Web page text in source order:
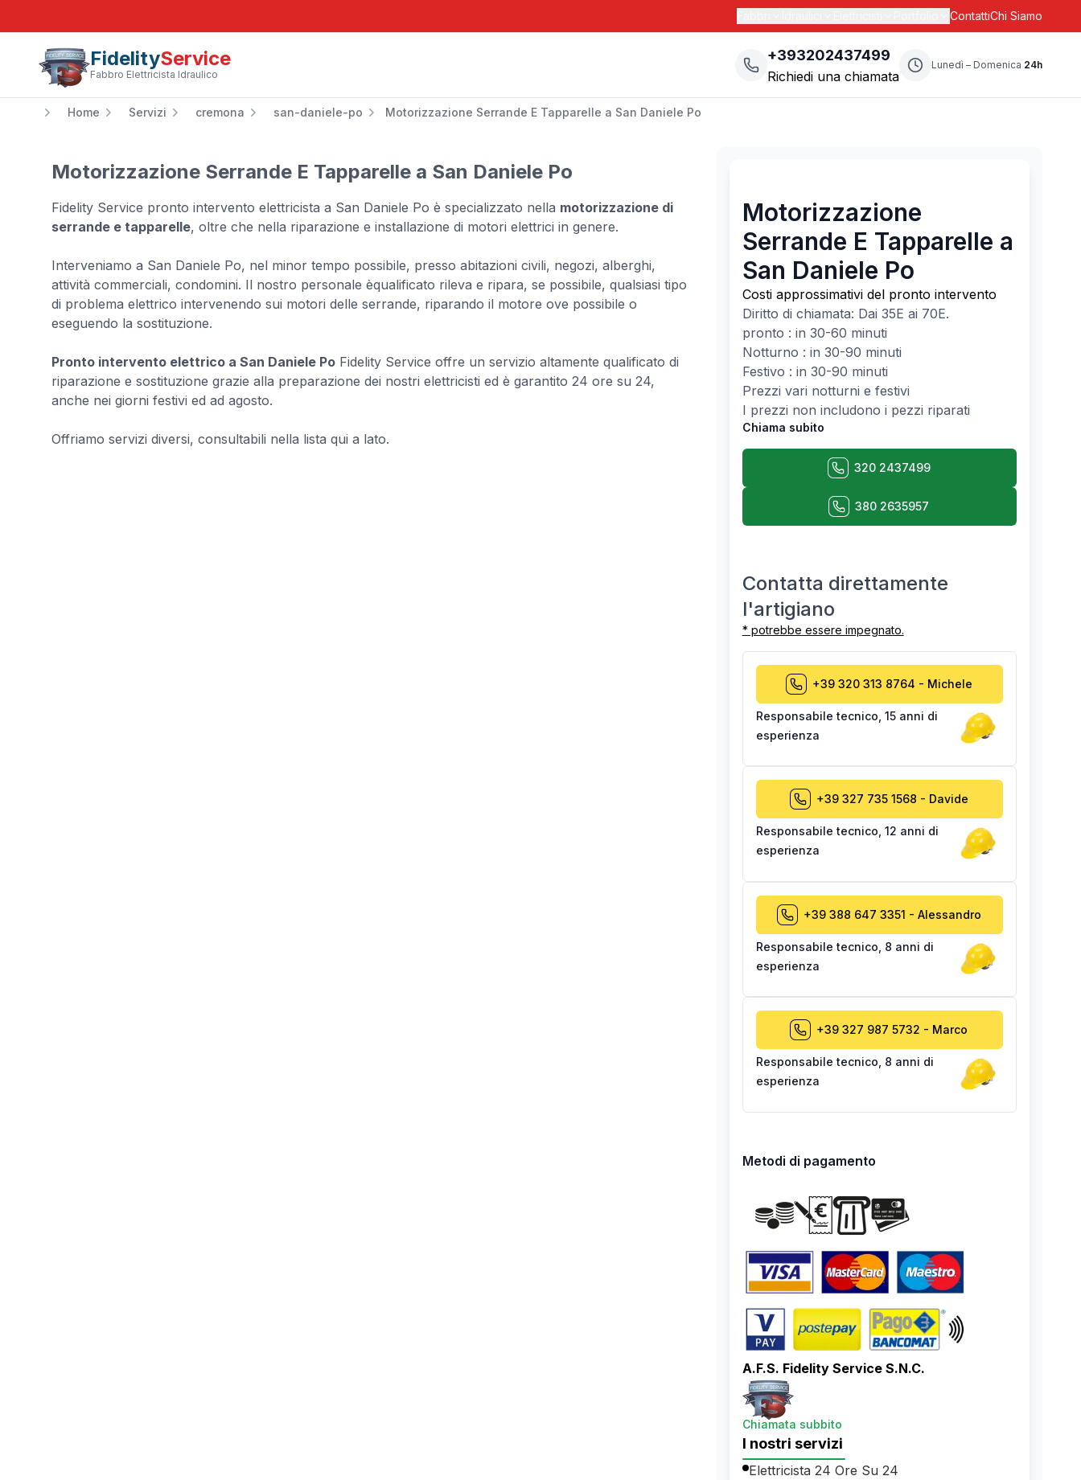
ContattiChi Siamo
FidelityService
Fabbro Elettricista Idraulico
+393202437499
Richiedi una chiamata
Lunedì – Domenica 24h
Home Servizi cremona san-daniele-po Motorizzazione Serrande E Tapparelle a San Daniele Po
Motorizzazione Serrande E Tapparelle a San Daniele Po
Fidelity Service pronto intervento elettricista a San Daniele Po è specializzato nella motorizzazione di
serrande e tapparelle, oltre che nella riparazione e installazione di motori elettrici in genere.
Interveniamo a San Daniele Po, nel minor tempo possibile, presso abitazioni civili, negozi, alberghi,
attività commerciali, condomini. Il nostro personale èqualificato rileva e ripara, se possibile, qualsiasi tipo
di problema elettrico intervenendo sui motori delle serrande, riparando il motore ove possibile o
eseguendo la sostituzione.
Pronto intervento elettrico a San Daniele Po Fidelity Service offre un servizio altamente qualificato di
riparazione e sostituzione grazie alla preparazione dei nostri elettricisti ed è garantito 24 ore su 24,
anche nei giorni festivi ed ad agosto.
Offriamo servizi diversi, consultabili nella lista qui a lato.
Motorizzazione
Serrande E Tapparelle a
San Daniele Po
Costi approssimativi del pronto intervento
Diritto di chiamata: Dai 35E ai 70E.
pronto : in 30-60 minuti
Notturno : in 30-90 minuti
Festivo : in 30-90 minuti
Prezzi vari notturni e festivi
I prezzi non includono i pezzi riparati
Chiama subito
320 2437499
380 2635957
Contatta direttamente
l'artigiano
* potrebbe essere impegnato.
+39 320 313 8764 - Michele
Responsabile tecnico 15 anni di
esperienza
+39 327 735 1568 - Davide
Responsabile tecnico 12 anni di
esperienza
+39 388 647 3351 - Alessandro
Responsabile tecnico 8 anni di
esperienza
+39 327 987 5732 - Marco
Responsabile tecnico 8 anni di
esperienza
Metodi di pagamento
A.F.S. Fidelity Service S.N.C.
Chiamata subbito
I nostri servizi
Elettricista 24 Ore Su 24